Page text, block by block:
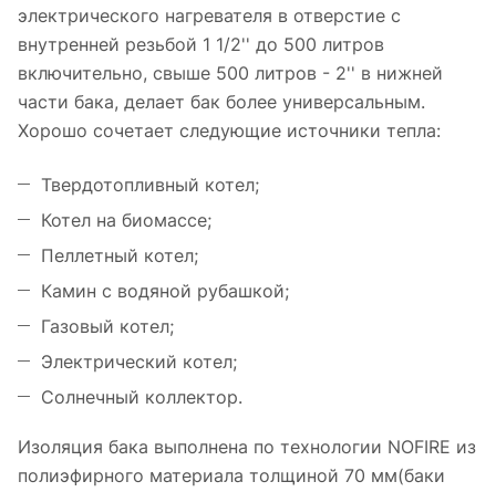
электрического нагревателя в отверстие с
внутренней резьбой 1 1/2'' до 500 литров
включительно, свыше 500 литров - 2'' в нижней
части бака, делает бак более универсальным.
Хорошо сочетает следующие источники тепла:
Твердотопливный котел;
Котел на биомассе;
Пеллетный котел;
Камин с водяной рубашкой;
Газовый котел;
Электрический котел;
Солнечный коллектор.
Изоляция бака выполнена по технологии NOFIRE из
полиэфирного материала толщиной 70 мм(баки